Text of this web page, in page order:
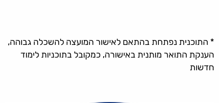
* התוכנית נפתחת בהתאם לאישור המועצה להשכלה גבוהה,
הענקת התואר מותנית באישורה, כמקובל בתוכניות לימוד
חדשות